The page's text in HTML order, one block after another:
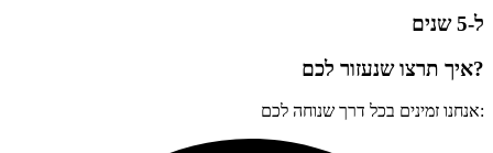
ל-5 שנים
?איך תרצו שנעזור לכם
:אנחנו זמינים בכל דרך שנוחה לכם